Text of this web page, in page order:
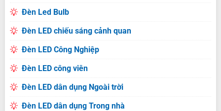
Đèn Led Bulb
Đèn LED chiếu sáng cảnh quan
Đèn LED Công Nghiệp
Đèn LED công viên
Đèn LED dân dụng Ngoài trời
Đèn LED dân dụng Trong nhà